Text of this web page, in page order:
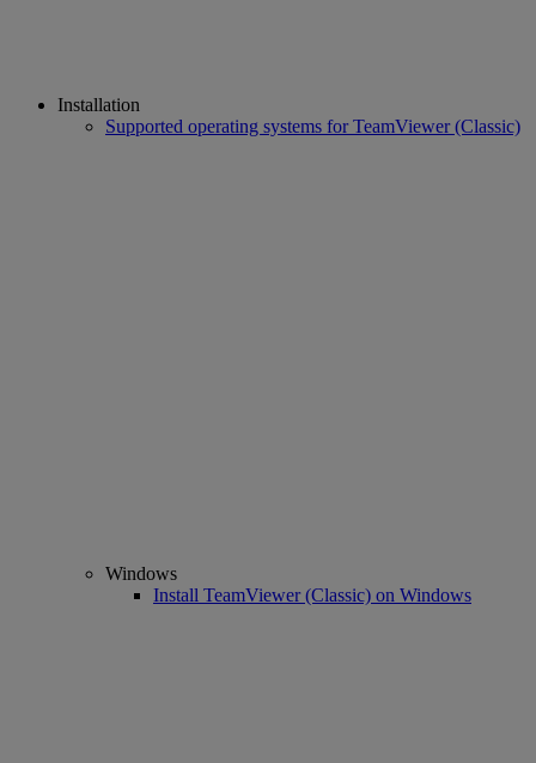
Installation
Supported operating systems for TeamViewer (Classic)
Windows
Install TeamViewer (Classic) on Windows